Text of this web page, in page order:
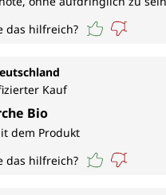
das hilfreich?
von 5 von 5
Kauf
Bio
dem Produkt
das hilfreich?